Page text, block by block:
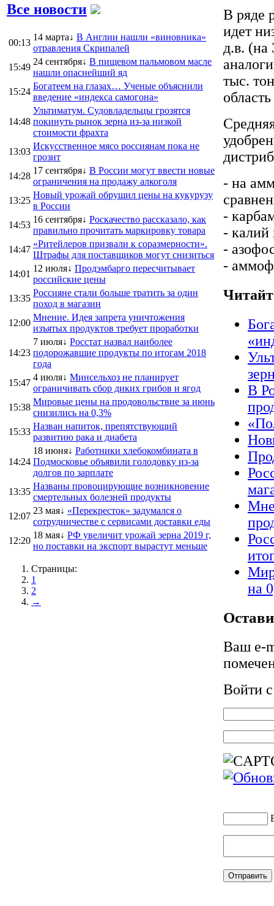
Все новости
00:13
14 марта↓ В Англии нашли «виновника»
отравления Скрипалей
15:49
24 сентября↓ В пищевом пальмовом масле
нашли опаснейший яд
15:24
Богатеем на глазах… Ученые объяснили
введение «индекса самогона»
14:48
Ультиматум. Судовладельцы грозятся
покинуть рынок зерна из-за низкой
стоимости фрахта
13:03
Искусственное мясо россиянам пока не
грозит
14:28
17 сентября↓ В России могут ввести новые
ограничения на продажу алкоголя
13:25
Новый урожай обрушил цены на кукурузу
в России
14:53
16 сентября↓ Роскачество рассказало, как
правильно прочитать маркировку товара
14:47
«Ритейлеров призвали к соразмерности».
Штрафы для поставщиков могут снизиться
14:01
12 июля↓ Продэмбарго пересчитывает
российские цены
13:35
Россияне стали больше тратить за один
поход в магазин
12:00
Мнение. Идея запрета уничтожения
изъятых продуктов требует проработки
14:23
7 июля↓ Росстат назвал наиболее
подорожавшие продукты по итогам 2018
года
15:47
4 июля↓ Минсельхоз не планирует
ограничивать сбор диких грибов и ягод
15:38
Мировые цены на продовольствие за июнь
снизились на 0,3%
15:33
Назван напиток, препятствующий
развитию рака и диабета
14:24
18 июня↓ Работники хлебокомбината в
Подмосковье объявили голодовку из-за
долгов по зарплате
13:35
Названы провоцирующие возникновение
смертельных болезней продукты
12:07
23 мая↓ «Перекресток» задумался о
сотрудничестве с сервисами доставки еды
12:20
18 мая↓ РФ увеличит урожай зерна 2019 г,
но поставки на экспорт вырастут меньше
Страницы:
1
2
→
В ряде
идет
д.в. (на
тыс.
- на
-
- калий
-
-
В
на
Ваш e-
Войти